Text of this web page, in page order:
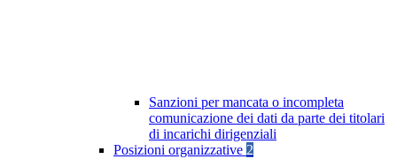
Sanzioni per mancata o incompleta
comunicazione dei dati da parte dei titolari
di incarichi dirigenziali
Posizioni organizzative 2